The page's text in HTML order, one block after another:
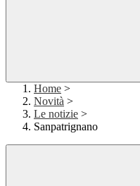
Home >
Novità >
Le notizie >
Sanpatrignano